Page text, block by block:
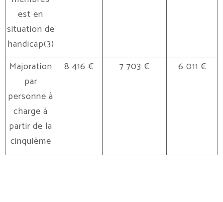
est en
situation de
handicap(3)
Majoration
par
personne à
charge à
partir de la
cinquième
8 416 € 7 703 € 6 011 €